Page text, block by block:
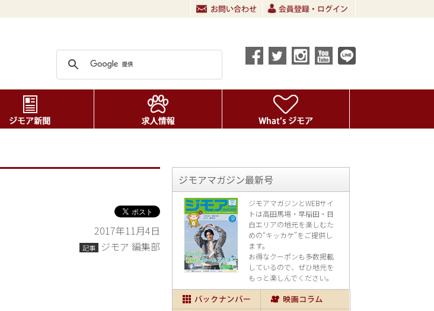
2017年11月4日
記事 ジモア 編集部
ジモアマガジン最新号
ジモアマガジンとWEBサイ
トは高田馬場・早稲田・目
白エリアの地元を楽しむた
めの“キッカケ”をご提供し
ます。
お得なクーポンも多数掲載
しているので、 ぜひ地元を
もっと楽しんでください。